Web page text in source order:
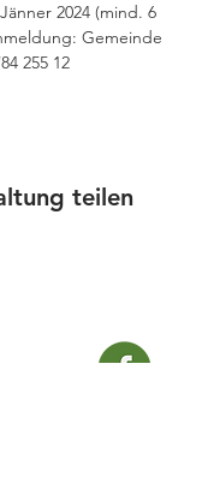
2024 (mind. 6
Gemeinde
255 12
teilen